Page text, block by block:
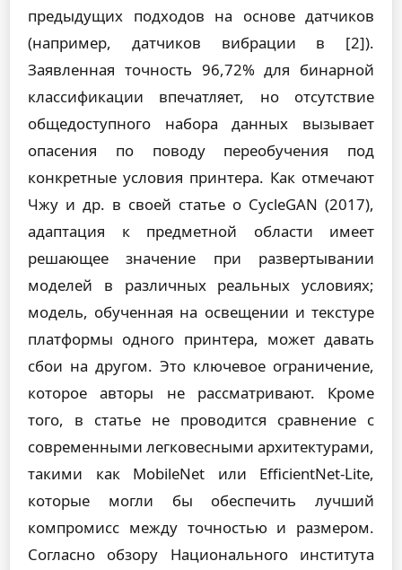
предыдущих подходов на основе датчиков
(например, датчиков вибрации в [2]).
Заявленная точность 96,72% для бинарной
классификации впечатляет, но отсутствие
общедоступного набора данных вызывает
опасения по поводу переобучения под
конкретные условия принтера. Как отмечают
Чжу и др. в своей статье о CycleGAN (2017),
адаптация к предметной области имеет
решающее значение при развертывании
моделей в различных реальных условиях;
модель, обученная на освещении и текстуре
платформы одного принтера, может давать
сбои на другом. Это ключевое ограничение,
которое авторы не рассматривают. Кроме
того, в статье не проводится сравнение с
современными легковесными архитектурами,
такими как MobileNet или EfficientNet-Lite,
которые могли бы обеспечить лучший
компромисс между точностью и размером.
Согласно обзору Национального института